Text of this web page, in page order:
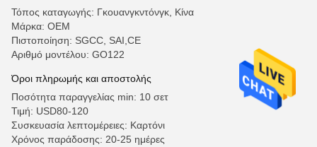
Τόπος καταγωγής: Γκουανγκντόνγκ, Κίνα
Μάρκα: OEM
Πιστοποίηση: SGCC, SAI,CE
Αριθμό μοντέλου: GO122
Όροι πληρωμής και αποστολής
Ποσότητα παραγγελίας min: 10 σετ
Τιμή: USD80-120
Συσκευασία λεπτομέρειες: Καρτόνι
Χρόνος παράδοσης: 20-25 ημέρες